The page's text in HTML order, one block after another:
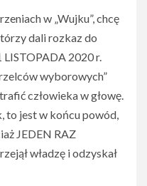
w „Wujku”, chcę
dali rozkaz do
2020 r.
wyborowych”
człowieka w głowę.
to jest w końcu powód,
JEDEN RAZ
władzę i odzyskał